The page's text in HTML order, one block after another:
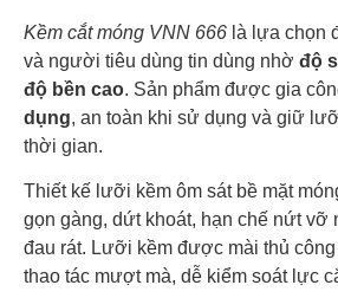
Kềm cắt móng VNN 666 là lựa chọn
và người tiêu dùng tin dùng nhờ độ
độ bền cao. Sản phẩm được gia
dụng, an toàn khi sử dụng và giữ
thời gian.
Thiết kế lưỡi kềm ôm sát bề mặt
gọn gàng, dứt khoát, hạn chế nứt vỡ
đau rát. Lưỡi kềm được mài thủ
thao tác mượt mà, dễ kiểm soát lực